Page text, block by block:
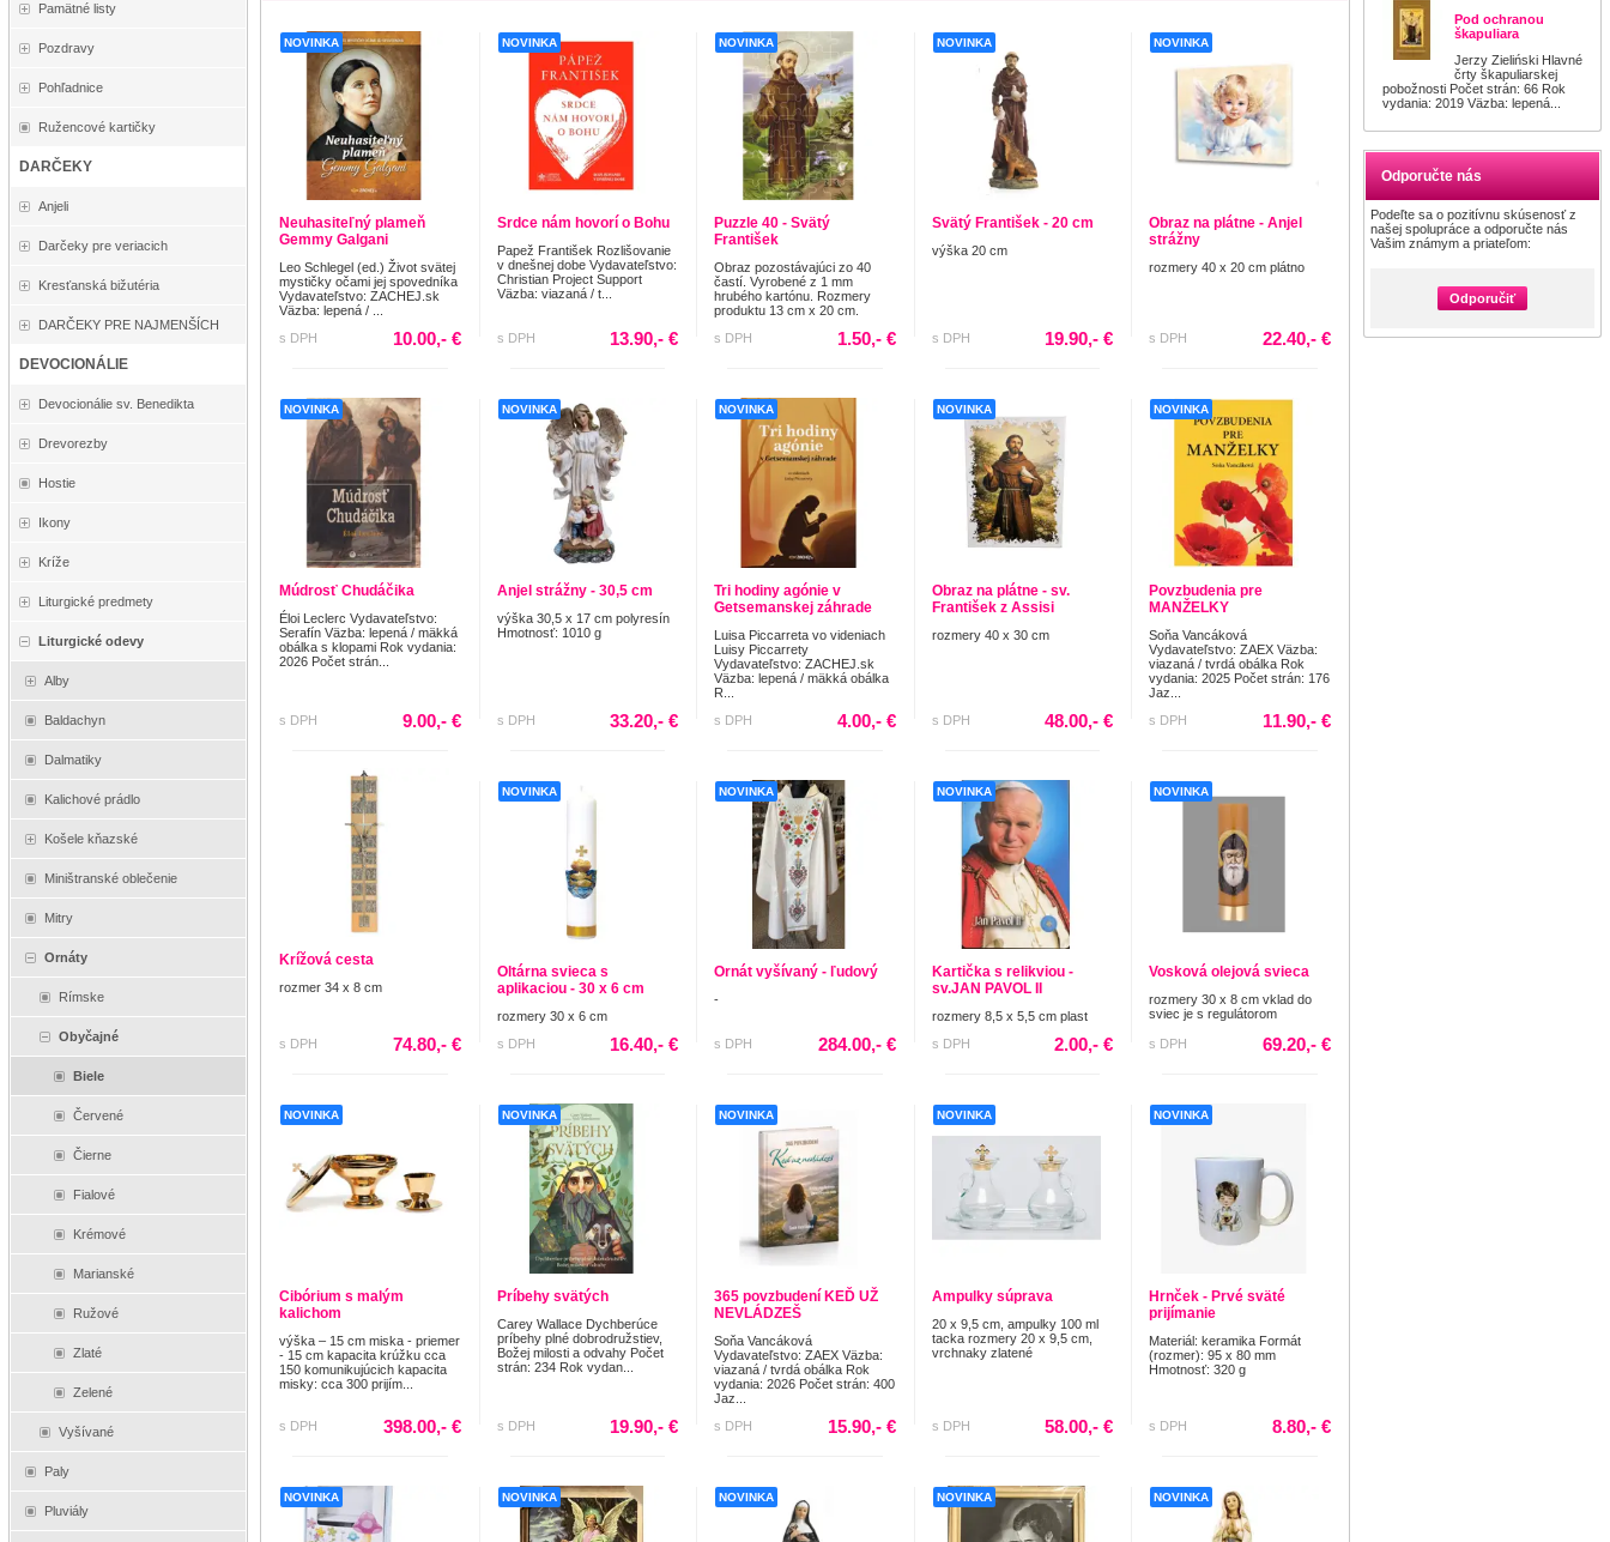
Pamätné listy
Pozdravy
Pohľadnice
Ružencové kartičky
DARČEKY
Anjeli
Darčeky pre veriacich
Kresťanská bižutéria
DARČEKY PRE NAJMENŠÍCH
DEVOCIONÁLIE
Devocionálie sv. Benedikta
Drevorezby
Hostie
Ikony
Kríže
Liturgické predmety
Liturgické odevy
Alby
Baldachyn
Dalmatiky
Kalichové prádlo
Košele kňazské
Miništranské oblečenie
Mitry
Ornáty
Rímske
Obyčajné
Biele
Červené
Čierne
Fialové
Krémové
Marianské
Ružové
Zlaté
Zelené
Vyšívané
Paly
Pluviály
Pod ochranou
škapuliara
Jerzy Zieliński Hlavné
črty škapuliarskej
pobožnosti Počet strán: 66 Rok
vydania: 2019 Väzba: lepená...
Odporučte nás
Podeľte sa o pozitívnu skúsenosť z
našej spolupráce a odporučte nás
Vašim známym a priateľom:
Odporučiť
NOVINKA
Neuhasiteľný plameň
Gemmy Galgani
Leo Schlegel (ed.) Život svätej
mystičky očami jej spovedníka
Vydavateľstvo: ZACHEJ.sk
Väzba: lepená / ...
s DPH
10.00,- €
NOVINKA
Srdce nám hovorí o Bohu
Papež František Rozlišovanie
v dnešnej dobe Vydavateľstvo:
Christian Project Support
Väzba: viazaná / t...
s DPH 13.90,- €
NOVINKA
Puzzle 40 - Svätý
František
Obraz pozostávajúci zo 40
častí. Vyrobené z 1 mm
hrubého kartónu. Rozmery
produktu 13 cm x 20 cm.
s DPH
1.50,- €
NOVINKA
Svätý František - 20 cm
výška 20 cm
s DPH 19.90,- €
NOVINKA
Obraz na plátne - Anjel
strážny
rozmery 40 x 20 cm plátno
s DPH 22.40,- €
NOVINKA
Múdrosť Chudáčika
Éloi Leclerc Vydavateľstvo:
Serafín Väzba: lepená / mäkká
obálka s klopami Rok vydania:
2026 Počet strán...
s DPH 9.00,- €
NOVINKA
Anjel strážny - 30,5 cm
výška 30,5 x 17 cm polyresín
Hmotnosť: 1010 g
s DPH 33.20,- €
NOVINKA
Tri hodiny agónie v
Getsemanskej záhrade
Luisa Piccarreta vo videniach
Luisy Piccarrety
Vydavateľstvo: ZACHEJ.sk
Väzba: lepená / mäkká obálka
R...
s DPH
4.00,- €
NOVINKA
Obraz na plátne - sv.
František z Assisi
rozmery 40 x 30 cm
s DPH 48.00,- €
NOVINKA
Povzbudenia pre
MANŽELKY
Soňa Vancáková
Vydavateľstvo: ZAEX Väzba:
viazaná / tvrdá obálka Rok
vydania: 2025 Počet strán: 176
Jaz...
s DPH
11.90,- €
Krížová cesta
rozmer 34 x 8 cm
s DPH 74.80,- €
NOVINKA
Oltárna svieca s
aplikaciou - 30 x 6 cm
rozmery 30 x 6 cm
s DPH
16.40,- €
NOVINKA
Ornát vyšívaný - ľudový
-
s DPH 284.00,- €
NOVINKA
Kartička s relikviou -
sv.JAN PAVOL II
rozmery 8,5 x 5,5 cm plast
s DPH
2.00,- €
NOVINKA
Vosková olejová svieca
rozmery 30 x 8 cm vklad do
sviec je s regulátorom
s DPH 69.20,- €
NOVINKA
Cibórium s malým
kalichom
výška – 15 cm miska - priemer
- 15 cm kapacita krúžku cca
150 komunikujúcich kapacita
misky: cca 300 prijím...
s DPH 398.00,- €
NOVINKA
Príbehy svätých
Carey Wallace Dychberúce
príbehy plné dobrodružstiev,
Božej milosti a odvahy Počet
strán: 234 Rok vydan...
s DPH 19.90,- €
NOVINKA
365 povzbudení KEĎ UŽ
NEVLÁDZEŠ
Soňa Vancáková
Vydavateľstvo: ZAEX Väzba:
viazaná / tvrdá obálka Rok
vydania: 2026 Počet strán: 400
Jaz...
s DPH
15.90,- €
NOVINKA
Ampulky súprava
20 x 9,5 cm, ampulky 100 ml
tacka rozmery 20 x 9,5 cm,
vrchnaky zlatené
s DPH 58.00,- €
NOVINKA
Hrnček - Prvé sväté
prijímanie
Materiál: keramika Formát
(rozmer): 95 x 80 mm
Hmotnosť: 320 g
s DPH 8.80,- €
NOVINKA NOVINKA NOVINKA NOVINKA NOVINKA